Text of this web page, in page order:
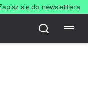
się do newslettera